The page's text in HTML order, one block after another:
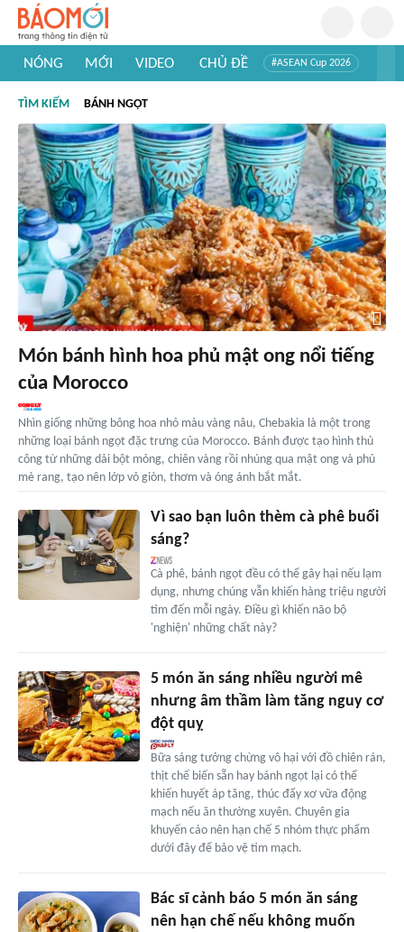
NÓNG MỚI VIDEO CHỦ ĐỀ #ASEAN Cup 2026
#Khám phá Việt Nam
TÌM KIẾM BÁNH NGỌT
Món bánh hình hoa phủ mật ong nổi tiếng
của Morocco
Nhìn giống những bông hoa nhỏ màu vàng nâu, Chebakia là một trong
những loại bánh ngọt đặc trưng của Morocco. Bánh được tạo hình thủ
công từ những dải bột mỏng, chiên vàng rồi nhúng qua mật ong và phủ
mè rang, tạo nên lớp vỏ giòn, thơm và óng ánh bắt mắt.
Vì sao bạn luôn thèm cà phê buổi
sáng?
Cà phê, bánh ngọt đều có thể gây hại nếu lạm
dụng, nhưng chúng vẫn khiến hàng triệu người
tìm đến mỗi ngày. Điều gì khiến não bộ
'nghiện' những chất này?
5 món ăn sáng nhiều người mê
nhưng âm thầm làm tăng nguy cơ
đột quỵ
Bữa sáng tưởng chừng vô hại với đồ chiên rán,
thịt chế biến sẵn hay bánh ngọt lại có thể
khiến huyết áp tăng, thúc đẩy xơ vữa động
mạch nếu ăn thường xuyên. Chuyên gia
khuyến cáo nên hạn chế 5 nhóm thực phẩm
dưới đây để bảo vệ tim mạch.
Bác sĩ cảnh báo 5 món ăn sáng
nên hạn chế nếu không muốn